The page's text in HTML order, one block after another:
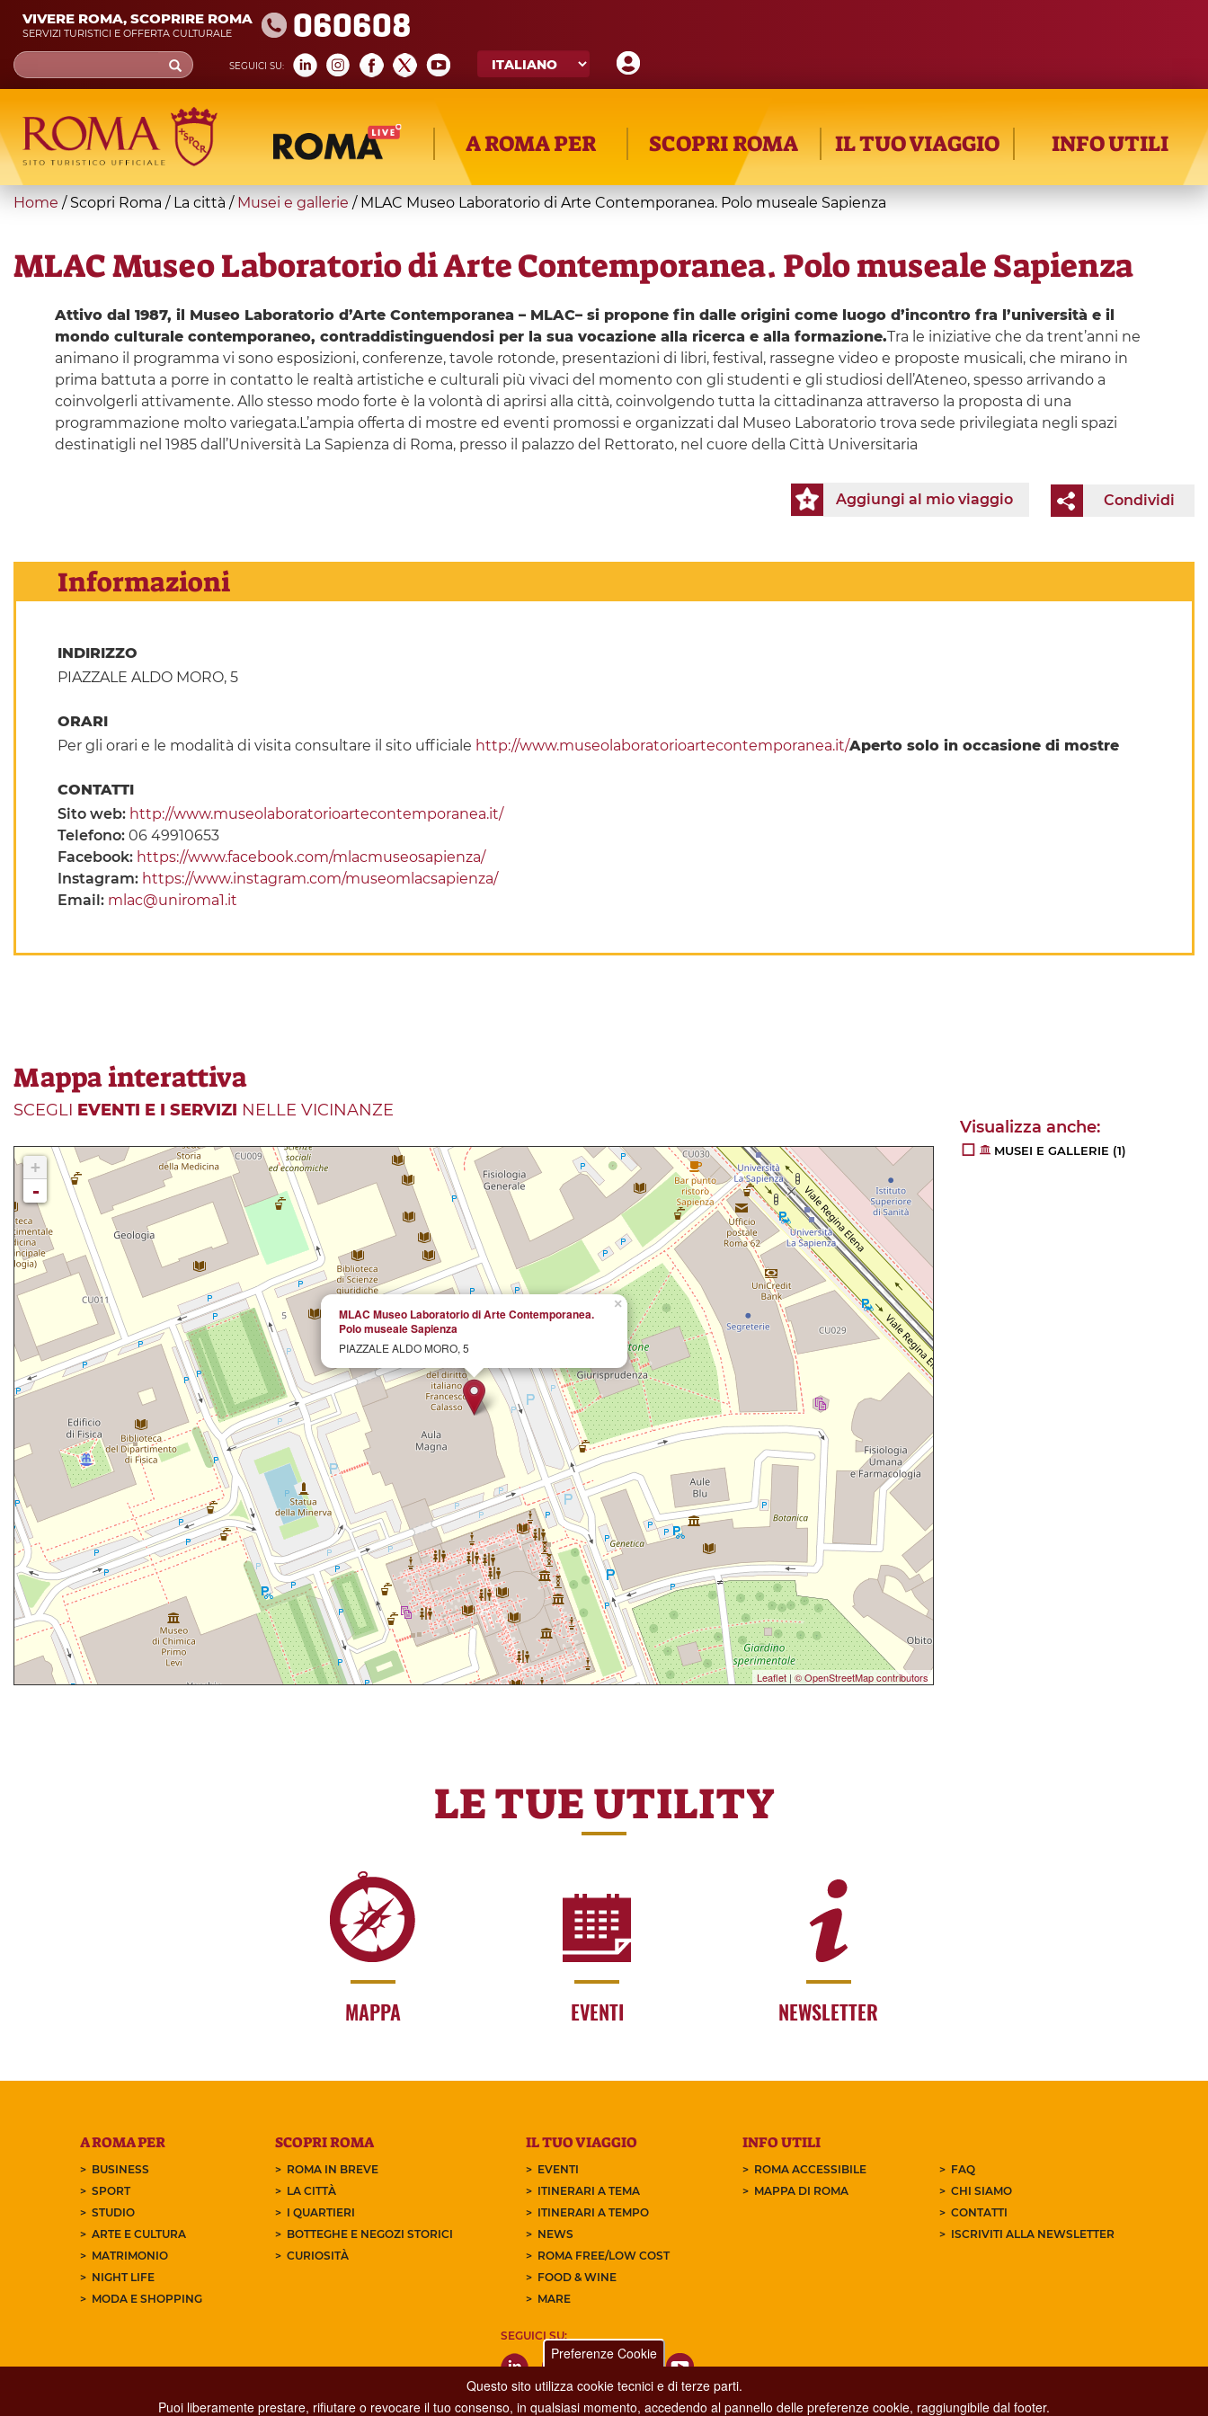
Skip
main
content
VIVERE ROMA, SCOPRIRE ROMA
SERVIZI TURISTICI E OFFERTA CULTURALE 060608
SEGUICI SU:
Search
form
Cerca
A ROMA PER SCOPRI ROMA IL TUO VIAGGIO INFO UTILI
You
here
Home / Scopri Roma / La città / Musei e gallerie / MLAC Museo Laboratorio di Arte Contemporanea. Polo museale Sapienza
MLAC Museo Laboratorio di Arte Contemporanea. Polo museale Sapienza
Attivo dal 1987, il Museo Laboratorio d’Arte Contemporanea – MLAC– si propone fin dalle origini come luogo d’incontro fra l’università e il
mondo culturale contemporaneo, contraddistinguendosi per la sua vocazione alla ricerca e alla formazione.Tra le iniziative che da trent’anni ne
animano il programma vi sono esposizioni, conferenze, tavole rotonde, presentazioni di libri, festival, rassegne video e proposte musicali, che mirano in
prima battuta a porre in contatto le realtà artistiche e culturali più vivaci del momento con gli studenti e gli studiosi dell’Ateneo, spesso arrivando a
coinvolgerli attivamente. Allo stesso modo forte è la volontà di aprirsi alla città, coinvolgendo tutta la cittadinanza attraverso la proposta di una
programmazione molto variegata.L’ampia offerta di mostre ed eventi promossi e organizzati dal Museo Laboratorio trova sede privilegiata negli spazi
destinatigli nel 1985 dall’Università La Sapienza di Roma, presso il palazzo del Rettorato, nel cuore della Città Universitaria
Condividi
Aggiungi al mio viaggio
Informazioni
INDIRIZZO
PIAZZALE ALDO MORO, 5
ORARI
Per gli orari e le modalità di visita consultare il sito ufficiale http://www.museolaboratorioartecontemporanea.it/Aperto solo in occasione di mostre
CONTATTI
Sito web: http://www.museolaboratorioartecontemporanea.it/
Telefono: 06 49910653
Facebook: https://www.facebook.com/mlacmuseosapienza/
Instagram: https://www.instagram.com/museomlacsapienza/
Email: mlac@uniroma1.it
Mappa interattiva
SCEGLI EVENTI E I SERVIZI NELLE VICINANZE
×
MLAC Museo Laboratorio di Arte Contemporanea.
Polo museale Sapienza
PIAZZALE ALDO MORO, 5
+
-
Leaflet | © OpenStreetMap contributors
MUSEI E GALLERIE (1)
LE TUE UTILITY
MAPPA EVENTI NEWSLETTER
A ROMA PER
BUSINESS
SPORT
STUDIO
ARTE E CULTURA
MATRIMONIO
NIGHT LIFE
MODA E SHOPPING
SCOPRI ROMA
ROMA IN BREVE
LA CITTÀ
I QUARTIERI
BOTTEGHE E NEGOZI STORICI
CURIOSITÀ
IL TUO VIAGGIO
EVENTI
ITINERARI A TEMA
ITINERARI A TEMPO
NEWS
ROMA FREE/LOW COST
FOOD & WINE
MARE
INFO UTILI
ROMA ACCESSIBILE
MAPPA DI ROMA
FAQ
CHI SIAMO
CONTATTI
ISCRIVITI ALLA NEWSLETTER
SEGUICI SU:
Preferenze Cookie
Questo sito utilizza cookie tecnici e di terze parti.
Puoi liberamente prestare, rifiutare o revocare il tuo consenso, in qualsiasi momento, accedendo al pannello delle preferenze cookie, raggiungibile dal footer.